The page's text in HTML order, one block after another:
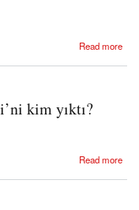
Read more
gücü olarak devrim
kim yıktı?
Read more